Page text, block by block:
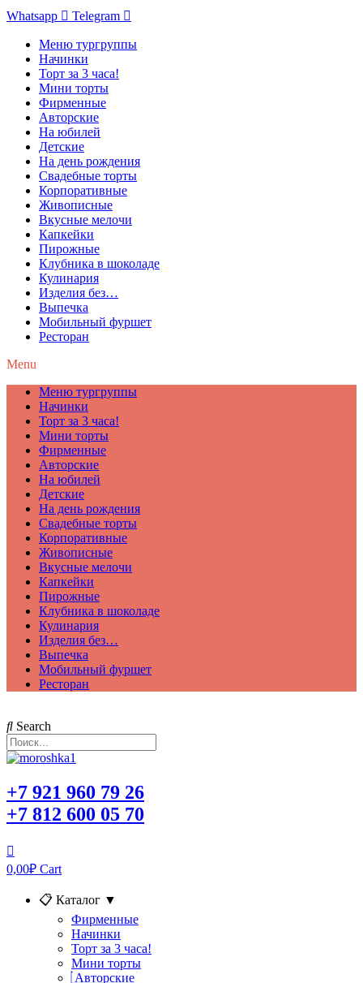
Whatsapp Telegram
Меню тургруппы
Начинки
Торт за 3 часа!
Мини торты
Фирменные
Авторские
На юбилей
Детские
На день рождения
Свадебные торты
Корпоративные
Живописные
Вкусные мелочи
Капкейки
Пирожные
Клубника в шоколаде
Кулинария
Изделия без…
Выпечка
Мобильный фуршет
Ресторан
Menu
Меню тургруппы
Начинки
Торт за 3 часа!
Мини торты
Фирменные
Авторские
На юбилей
Детские
На день рождения
Свадебные торты
Корпоративные
Живописные
Вкусные мелочи
Капкейки
Пирожные
Клубника в шоколаде
Кулинария
Изделия без…
Выпечка
Мобильный фуршет
Ресторан
Search
+7 921 960 79 26
+7 812 600 05 70
0,00₽ Cart
📋 Каталог ▼
Фирменные
Начинки
Торт за 3 часа!
Мини торты
Авторские